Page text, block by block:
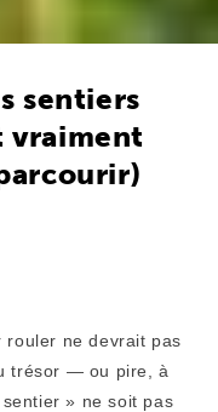
sentiers
vraiment
rouler ne devrait pas
trésor — ou pire, à
» ne soit pas